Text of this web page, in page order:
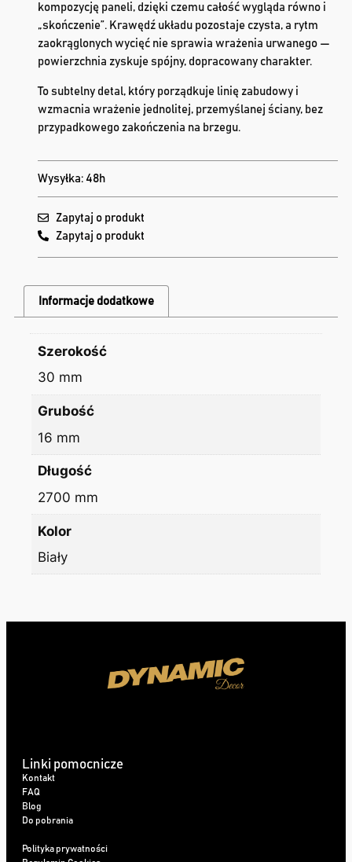
kompozycję paneli, dzięki czemu całość wygląda równo i
„skończenie”. Krawędź układu pozostaje czysta, a rytm
zaokrąglonych wycięć nie sprawia wrażenia urwanego —
powierzchnia zyskuje spójny, dopracowany charakter.
To subtelny detal, który porządkuje linię zabudowy i
wzmacnia wrażenie jednolitej, przemyślanej ściany, bez
przypadkowego zakończenia na brzegu.
Wysyłka: 48h
Zapytaj o produkt
Zapytaj o produkt
Informacje dodatkowe
Szerokość
30 mm
Grubość
16 mm
Długość
2700 mm
Kolor
Biały
Linki pomocnicze
Kontakt
FAQ
Blog
Do pobrania
Polityka prywatności